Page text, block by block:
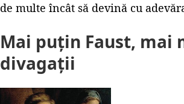
de multe încât să devină cu
Mai puțin Faust, mai
divagații